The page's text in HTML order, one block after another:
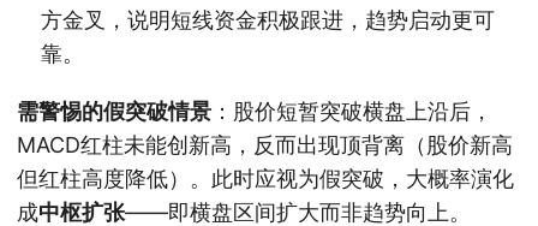
方金叉，说明短线资金积极跟进，趋势启动更可
靠。
需警惕的假突破情景 ：股价短暂突破横盘上沿后，
MACD红柱未能创新高，反而出现顶背离（股价新高
但红柱高度降低）。此时应视为假突破，大概率演化
成中枢扩张——即横盘区间扩大而非趋势向上。